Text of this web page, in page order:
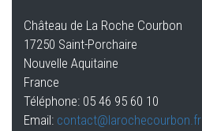
Château de La Roche Courbon
17250 Saint-Porchaire
Nouvelle Aquitaine
France
Téléphone: 05 46 95 60 10
Email: contact@larochecourbon.fr